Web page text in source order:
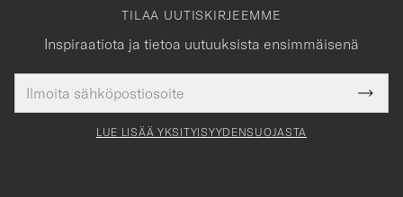
TILAA UUTISKIRJEEMME
Inspiraatiota ja tietoa uutuuksista ensimmäisenä
tieto
Tack
för
LUE LISÄÄ YKSITYISYYDENSUOJASTA